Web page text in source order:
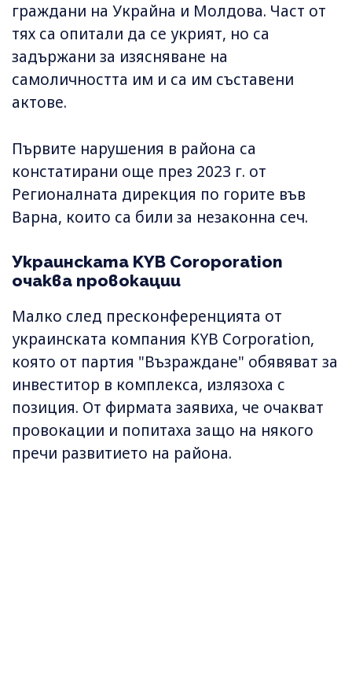
граждани на Украйна и Молдова. Част от
тях са опитали да се укрият, но са
задържани за изясняване на
самоличността им и са им съставени
актове.
Първите нарушения в района са
констатирани още през 2023 г. от
Регионалната дирекция по горите във
Варна, които са били за незаконна сеч.
Украинската KYB Coroporation
очаква провокации
Малко след пресконференцията от
украинската компания KYB Corporation,
която от партия "Възраждане" обявяват за
инвеститор в комплекса, излязоха с
позиция. От фирмата заявиха, че очакват
провокации и попитаха защо на някого
пречи развитието на района.